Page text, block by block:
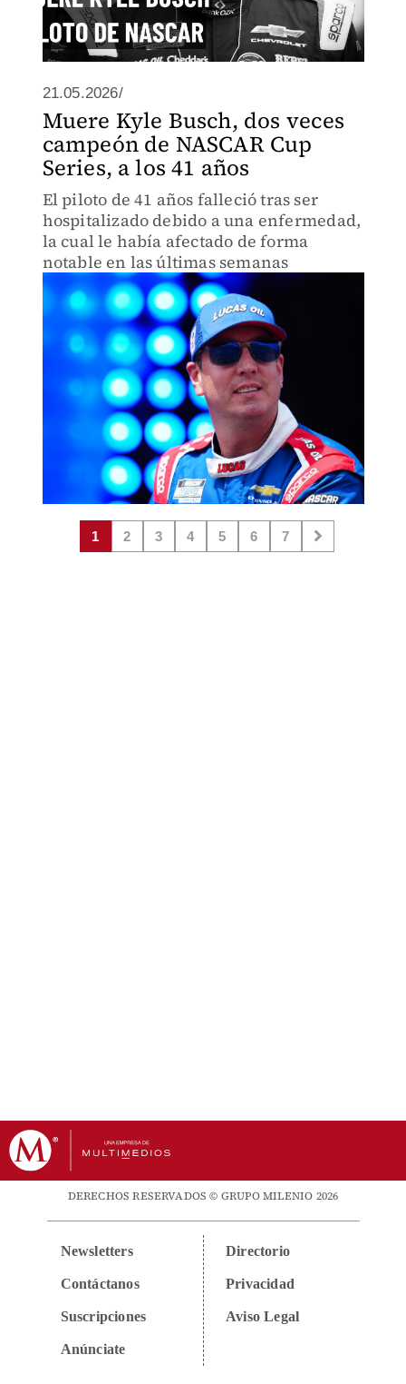
21.05.2026/
Muere Kyle Busch, dos veces
campeón de NASCAR Cup
Series, a los 41 años
El piloto de 41 años falleció tras ser
hospitalizado debido a una enfermedad,
la cual le había afectado de forma
notable en las últimas semanas
1 2 3 4 5 6 7
DERECHOS RESERVADOS © GRUPO MILENIO 2026
Newsletters
Contáctanos
Suscripciones
Anúnciate
Directorio
Privacidad
Aviso Legal